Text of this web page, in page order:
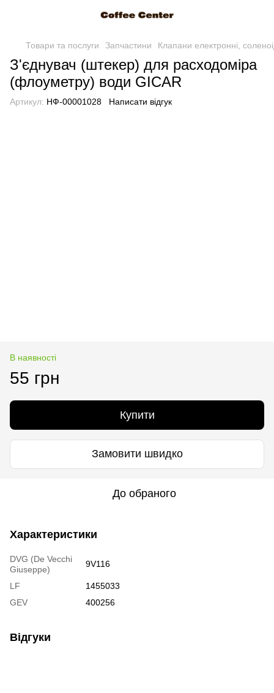
Товари та послуги Запчастини Клапани електронні,
З'єднувач (штекер) для расходоміра
(флоуметру) води GICAR
Артикул: НФ-00001028 Написати відгук
В наявності
55 грн
Купити
Замовити швидко
До обраного
Характеристики
DVG (De Vecchi
Giuseppe)
9V116
LF
1455033
GEV
400256
Відгуки